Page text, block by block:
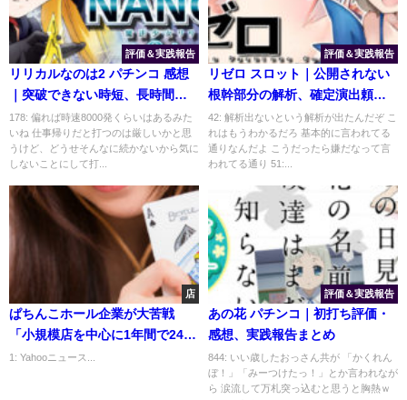
評価＆実践報告
リリカルなのは2 パチンコ 感想
｜突破できない時短、長時間の
フリーズ演出
178: 偏れば時速8000発くらいはあるみた
いね 仕事帰りだと打つのは厳しいかと思
うけど、どうせそんなに続かないから気に
しないことにして打...
評価＆実践報告
リゼロ スロット｜公開されない
根幹部分の解析、確定演出頼み
の設定判別
42: 解析出ないという解析が出たんだぞ こ
れはもうわかるだろ 基本的に言われてる
通りなんだよ こうだったら嫌だなって言
われてる通り 51:...
店
ぱちんこホール企業が大苦戦
「小規模店を中心に1年間で240
社以上が倒産」
1: Yahooニュース...
評価＆実践報告
あの花 パチンコ｜初打ち評価・
感想、実践報告まとめ
844: いい歳したおっさん共が 「かくれん
ぼ！」「みーつけたっ！」とか言われなが
ら 涙流して万札突っ込むと思うと胸熱ｗ